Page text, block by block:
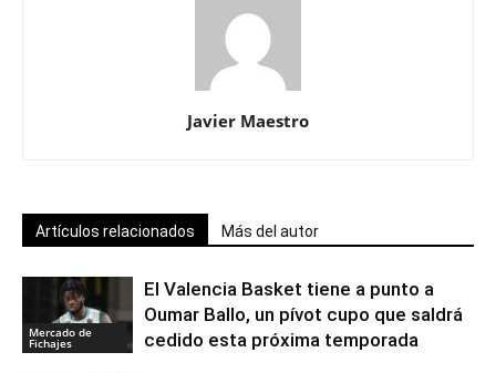
Javier Maestro
Artículos relacionados Más del autor
Mercado de
Fichajes
El Valencia Basket tiene a punto a
Oumar Ballo, un pívot cupo que saldrá
cedido esta próxima temporada